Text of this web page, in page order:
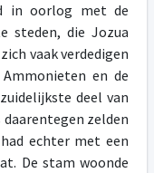
in oorlog met de
steden, die Jozua
vaak verdedigen
en de
deel van
daarentegen zelden
echter met een
De stam woonde